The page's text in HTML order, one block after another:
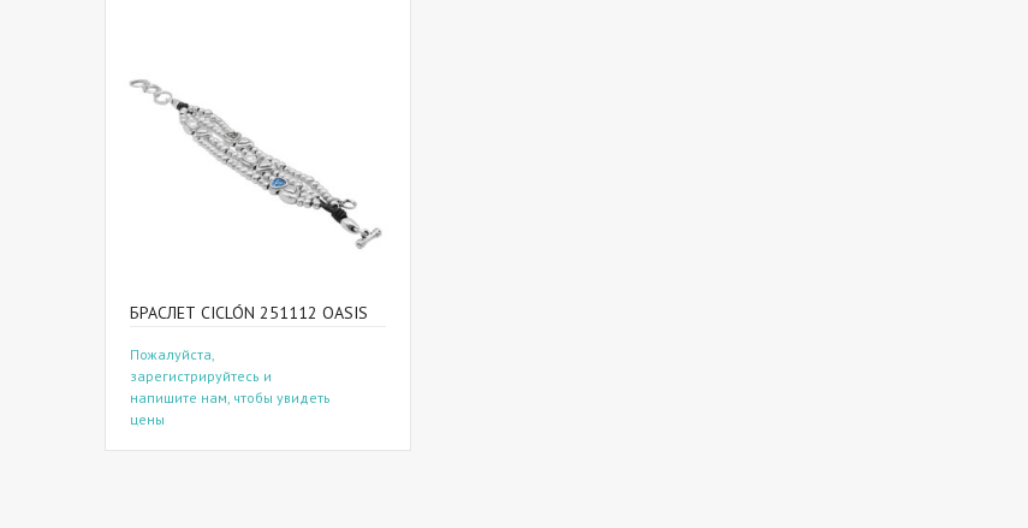
БРАСЛЕТ CICLÓN 251112 OASIS
Пожалуйста,
зарегистрируйтесь и
напишите нам, чтобы увидеть
цены